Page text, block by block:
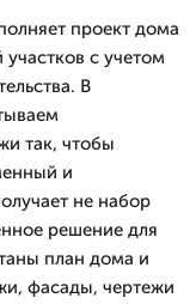
проект дома
с учетом
В
так, чтобы
и
не набор
решение для
план дома и
фасады, чертежи